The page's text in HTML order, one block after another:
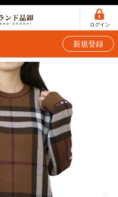
ログイン
新規登録